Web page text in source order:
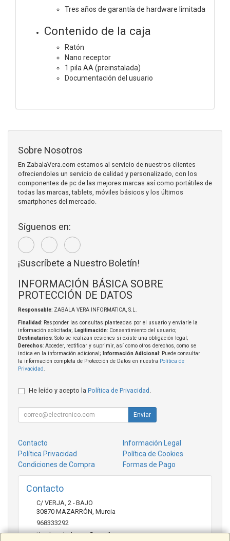
Tres años de garantía de hardware limitada
Contenido de la caja
Ratón
Nano receptor
1 pila AA (preinstalada)
Documentación del usuario
Sobre Nosotros
En ZabalaVera.com estamos al servicio de nuestros clientes
ofreciendoles un servicio de calidad y personalizado, con los
componentes de pc de las mejores marcas así como portátiles de
todas las marcas, tablets, móviles básicos y los últimos
smartphones del mercado.
Síguenos en:
¡Suscríbete a Nuestro Boletín!
INFORMACIÓN BÁSICA SOBRE
PROTECCIÓN DE DATOS
Responsable: ZABALA VERA INFORMATICA, S.L.
Finalidad: Responder las consultas planteadas por el usuario y enviarle la
información solicitada; Legitimación: Consentimiento del usuario;
Destinatarios: Solo se realizan cesiones si existe una obligación legal;
Derechos: Acceder, rectificar y suprimir, así como otros derechos, como se
indica en la información adicional;
Información Adicional : Puede consultar
la información completa de Protección de Datos en nuestra Política de
Privacidad
He leído y acepto la Política de Privacidad
Enviar
Contacto
Información Legal
Política Privacidad
Política de Cookies
Condiciones de Compra
Formas de Pago
Contacto
C/ VERJA, 2 - BAJO
30870 MAZARRÓN Murcia
968333292
tienda.zabalavera@gmail.com